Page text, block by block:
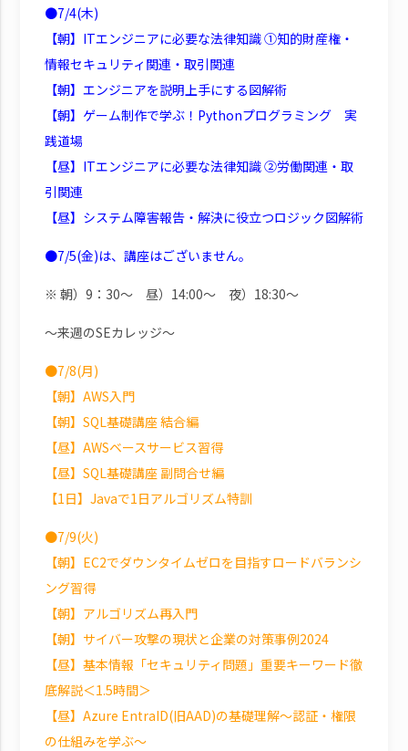
●7/4(木)
【朝】ITエンジニアに必要な法律知識 ①知的財産権・
情報セキュリティ関連・取引関連
【朝】エンジニアを説明上手にする図解術
【朝】ゲーム制作で学ぶ！Pythonプログラミング 実
践道場
【昼】ITエンジニアに必要な法律知識 ②労働関連・取
引関連
【昼】システム障害報告・解決に役立つロジック図解術
●7/5(金)は、講座はございません。
※ 朝）9：30～ 昼）14:00～ 夜）18:30～
～来週のSEカレッジ～
●7/8(月)
【朝】AWS入門
【朝】SQL基礎講座 結合編
【昼】AWSベースサービス習得
【昼】SQL基礎講座 副問合せ編
【1日】Javaで1日アルゴリズム特訓
●7/9(火)
【朝】EC2でダウンタイムゼロを目指すロードバランシ
ング習得
【朝】アルゴリズム再入門
【朝】サイバー攻撃の現状と企業の対策事例2024
【昼】基本情報「セキュリティ問題」重要キーワード徹
底解説＜1.5時間＞
【昼】Azure EntraID(旧AAD)の基礎理解～認証・権限
の仕組みを学ぶ～